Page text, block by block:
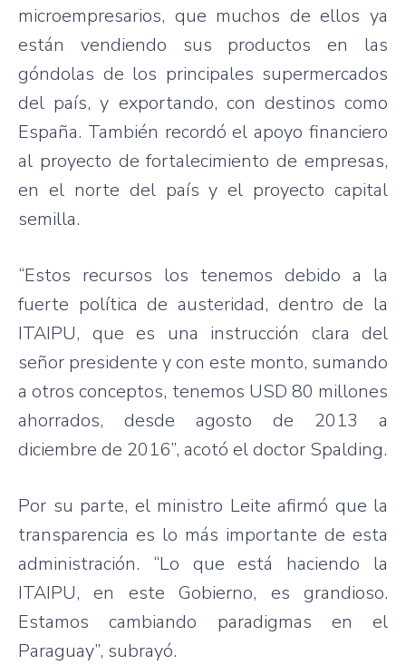
microempresarios, que muchos de ellos ya
están vendiendo sus productos en las
góndolas de los principales supermercados
del país, y exportando, con destinos como
España. También recordó el apoyo financiero
al proyecto de fortalecimiento de empresas,
en el norte del país y el proyecto capital
semilla.
“Estos recursos los tenemos debido a la
fuerte política de austeridad, dentro de la
ITAIPU, que es una instrucción clara del
señor presidente y con este monto, sumando
a otros conceptos, tenemos USD 80 millones
ahorrados, desde agosto de 2013 a
diciembre de 2016”, acotó el doctor Spalding.
Por su parte, el ministro Leite afirmó que la
transparencia es lo más importante de esta
administración. “Lo que está haciendo la
ITAIPU, en este Gobierno, es grandioso.
Estamos cambiando paradigmas en el
Paraguay”, subrayó.